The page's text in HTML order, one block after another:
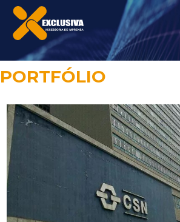
PORTFÓLIO